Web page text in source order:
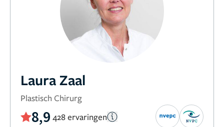
Laura Zaal
Plastisch Chirurg
8,9 428 ervaringen